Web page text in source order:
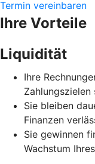
Termin vereinbaren
Ihre Vorteile
Liquidität
Ihre
Sie bleiben
Finanzen
Sie gewinnen
Wachstum